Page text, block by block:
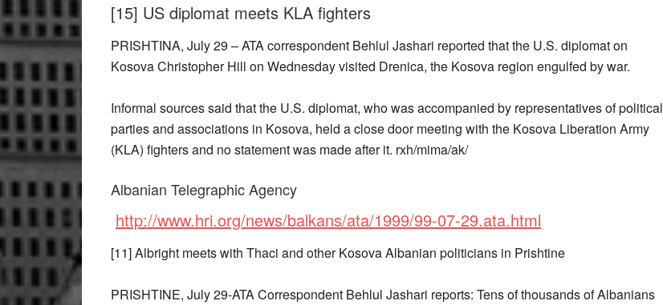
[15] US diplomat meets KLA fighters
PRISHTINA, July 29 – ATA correspondent Behlul Jashari reported that the U.S. diplomat on
Kosova Christopher Hill on Wednesday visited Drenica, the Kosova region engulfed by war.
Informal sources said that the U.S. diplomat, who was accompanied by representatives of political
parties and associations in Kosova, held a close door meeting with the Kosova Liberation Army
(KLA) fighters and no statement was made after it. rxh/mima/ak/
Albanian Telegraphic Agency
http://www.hri.org/news/balkans/ata/1999/99-07-29.ata.html
[11] Albright meets with Thaci and other Kosova Albanian politicians in Prishtine
PRISHTINE, July 29-ATA Correspondent Behlul Jashari reports: Tens of thousands of Albanians